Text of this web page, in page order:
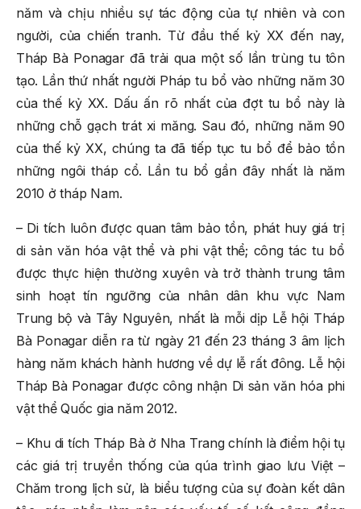
năm và chịu nhiều sự tác động của tự nhiên và con
người, của chiến tranh. Từ đầu thế kỷ XX đến nay,
Tháp Bà Ponagar đã trải qua một số lần trùng tu tôn
tạo. Lần thứ nhất người Pháp tu bổ vào những năm 30
của thế kỷ XX. Dấu ấn rõ nhất của đợt tu bổ này là
những chỗ gạch trát xi măng. Sau đó, những năm 90
của thế kỷ XX, chúng ta đã tiếp tục tu bổ để bảo tồn
những ngôi tháp cổ. Lần tu bổ gần đây nhất là năm
2010 ở tháp Nam.
– Di tích luôn được quan tâm bảo tồn, phát huy giá trị
di sản văn hóa vật thể và phi vật thể; công tác tu bổ
được thực hiện thường xuyên và trở thành trung tâm
sinh hoạt tín ngưỡng của nhân dân khu vực Nam
Trung bộ và Tây Nguyên, nhất là mỗi dịp Lễ hội Tháp
Bà Ponagar diễn ra từ ngày 21 đến 23 tháng 3 âm lịch
hàng năm khách hành hương về dự lễ rất đông. Lễ hội
Tháp Bà Ponagar được công nhận Di sản văn hóa phi
vật thể Quốc gia năm 2012.
– Khu di tích Tháp Bà ở Nha Trang chính là điểm hội tụ
các giá trị truyền thống của qúa trình giao lưu Việt –
Chăm trong lịch sử, là biểu tượng của sự đoàn kết dân